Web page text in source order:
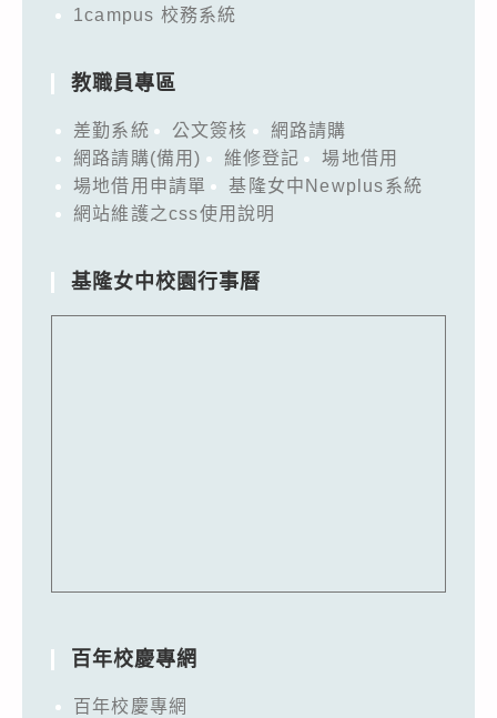
1campus 校務系統
教職員專區
差勤系統 公文簽核
網路請購
網路請購(備用)
維修登記
場地借用
場地借用申請單
基隆女中Newplus系統
網站維護之css使用說明
基隆女中校園行事曆
百年校慶專網
百年校慶專網